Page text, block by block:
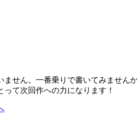
ません。一番乗りで書いてみません
て次回作への力になります！